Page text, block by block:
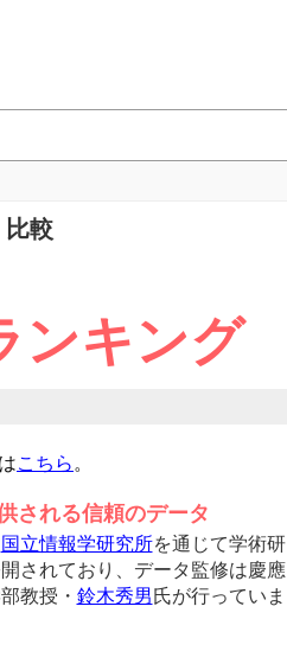
比較
ンキング
こちら 。
される信頼のデータ
国立情報学研究所を通じて学術研
されており、データ監修は慶應
教授・ 鈴木秀男 氏が行っていま